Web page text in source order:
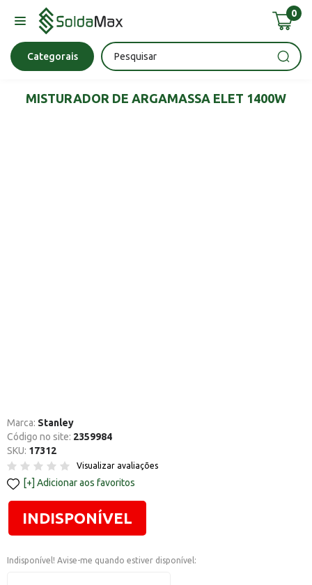
0
Categorais
Bateria Chave Impacto Esmerilhadeira
MISTURADOR DE ARGAMASSA ELET 1400W
Marca: Stanley
Código no site: 2359984
SKU: 17312
Visualizar avaliações
Adicionar aos favoritos
INDISPONÍVEL
Indisponível! Avise-me quando estiver disponível: